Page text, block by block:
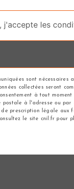
j'accepte les
sont
collectées seront
à tout
postale à l'adresse ou
prescription légale
le site cnil.fr pour